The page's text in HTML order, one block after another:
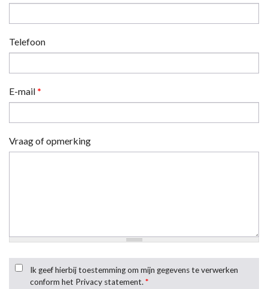
Telefoon
E-mail *
Vraag of opmerking
Ik geef hierbij toestemming om mijn gegevens te verwerken
conform het Privacy statement.*